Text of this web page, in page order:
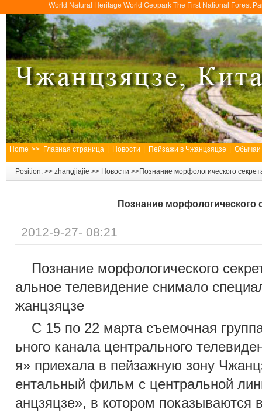
World Natural Heritage World Geopark The First National
Home >> Главная страница Новости Пейзажи в Чжанцзяцзе Обычаи
Position: >> zhangjiajie >> Новости >>Познание морфологического
Познание морфологического
2012-9-27- 08:21
Познание морфологического
альное телевидение снимало
жанцзяцзе
С 15 по 22 марта съемочная
ьного канала центрального
я» приехала в пейзажную зону
ентальный фильм с центральной
анцзяцзе», в котором показываются